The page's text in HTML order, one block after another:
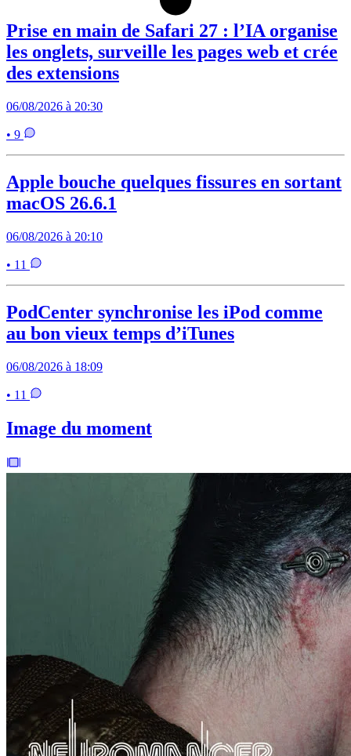
Prise en main de Safari 27 : l’IA organise
les onglets, surveille les pages web et crée
des extensions
06/08/2026 à 20:30
• 9
Apple bouche quelques fissures en sortant
macOS 26.6.1
06/08/2026 à 20:10
• 11
PodCenter synchronise les iPod comme
au bon vieux temps d’iTunes
06/08/2026 à 18:09
• 11
Image du moment